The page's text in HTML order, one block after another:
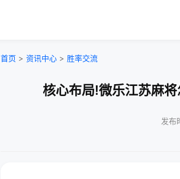
首页 > 资讯中心 > 胜率交流
核心布局!微乐江苏麻
发布